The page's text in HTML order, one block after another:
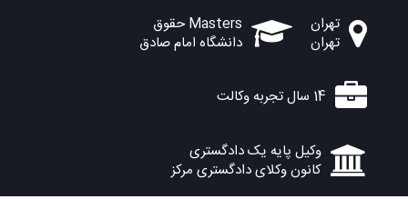
تهران
تهران
Masters حقوق
دانشگاه امام صادق
14 سال تجربه وکالت
وکیل پایه یک دادگستری
کانون وکلای دادگستری مرکز